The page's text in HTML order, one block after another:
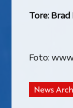
Tore:
Foto:
News